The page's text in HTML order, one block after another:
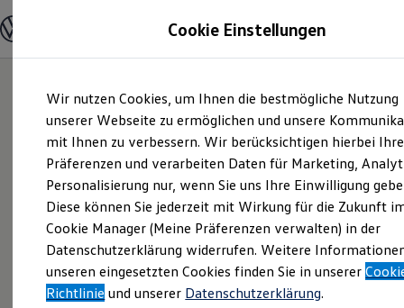
Hauptinhalt
springen
Footer
springen
Modelle und Konfigurator
Modelle vergleichen
Elektroautos
ENERGY Sondermodelle
Nutzfahrzeuge
SUV und CUV
Familienautos
Kombis
Kompaktwagen
Sportwagen
Schnell verfügbare Fahrzeuge
Angebote und Produkte
Aktuelle Angebote
E-Auto-Förderung
Volkswagen Marktplatz
Cookie Einstellungen
Wir nutzen Cookies, um Ihnen die bestmögliche Nutzung
unserer Webseite zu ermöglichen und unsere
mit Ihnen zu verbessern. Wir berücksichtigen hierbei Ihre
Präferenzen und verarbeiten Daten für Marketing,
Personalisierung nur, wenn Sie uns Ihre Einwilligung
Diese können Sie jederzeit mit Wirkung für die Zukunft
Cookie Manager (Meine Präferenzen verwalten) in der
Datenschutzerklärung widerrufen. Weitere
unseren eingesetzten Cookies finden Sie in unserer
Richtlinie und unserer Datenschutzerklärung.